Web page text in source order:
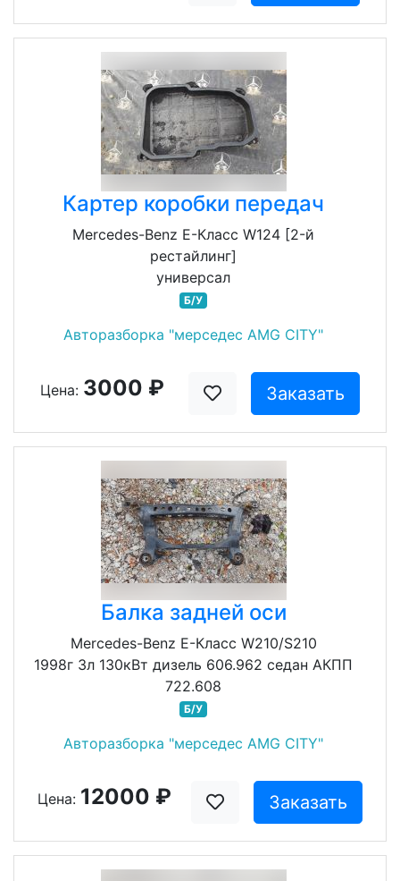
Картер коробки передач
Mercedes-Benz E-Класс W124 [2-й
рестайлинг]
универсал
Б/У
Авторазборка "мерседес AMG CITY"
Цена: 3000 ₽ Заказать
Балка задней оси
Mercedes-Benz E-Класс W210/S210
1998г 3л 130кВт дизель 606.962 седан АКПП
722.608
Б/У
Авторазборка "мерседес AMG CITY"
Цена: 12000 ₽ Заказать